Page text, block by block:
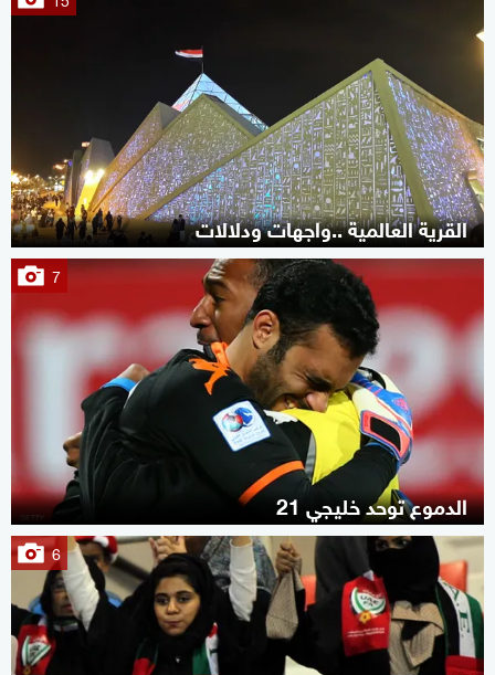
القرية العالمية ..واجهات ودلالات
7
الدموع توحد خليجي 21
6